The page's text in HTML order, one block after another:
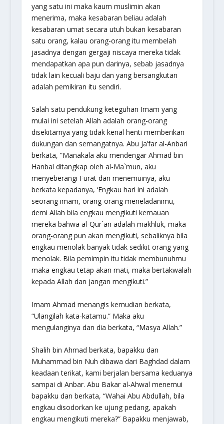
yang satu ini maka kaum muslimin akan
menerima, maka kesabaran beliau adalah
kesabaran umat secara utuh bukan kesabaran
satu orang, kalau orang-orang itu membelah
jasadnya dengan gergaji niscaya mereka tidak
mendapatkan apa pun darinya, sebab jasadnya
tidak lain kecuali baju dan yang bersangkutan
adalah pemikiran itu sendiri.
Salah satu pendukung keteguhan Imam yang
mulai ini setelah Allah adalah orang-orang
disekitarnya yang tidak kenal henti memberikan
dukungan dan semangatnya. Abu Ja’far al-Anbari
berkata, ”Manakala aku mendengar Ahmad bin
Hanbal ditangkap oleh al-Ma`mun, aku
menyeberangi Furat dan menemuinya, aku
berkata kepadanya, ‘Engkau hari ini adalah
seorang imam, orang-orang meneladanimu,
demi Allah bila engkau mengikuti kemauan
mereka bahwa al-Qur`an adalah makhluk, maka
orang-orang pun akan mengikuti, sebaliknya bila
engkau menolak banyak tidak sedikit orang yang
menolak. Bila pemimpin itu tidak membunuhmu
maka engkau tetap akan mati, maka bertakwalah
kepada Allah dan jangan mengikuti.”
Imam Ahmad menangis kemudian berkata,
“Ulangilah kata-katamu.” Maka aku
mengulanginya dan dia berkata, “Masya Allah.”
Shalih bin Ahmad berkata, bapakku dan
Muhammad bin Nuh dibawa dari Baghdad dalam
keadaan terikat, kami berjalan bersama keduanya
sampai di Anbar. Abu Bakar al-Ahwal menemui
bapakku dan berkata, “Wahai Abu Abdullah, bila
engkau disodorkan ke ujung pedang, apakah
engkau mengikuti mereka?” Bapakku menjawab,